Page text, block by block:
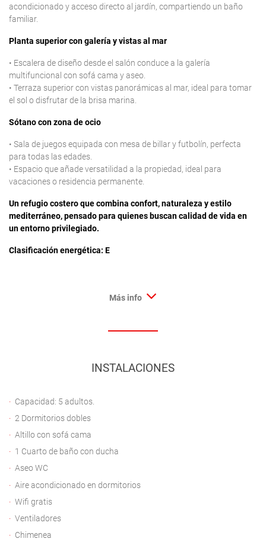
acondicionado y acceso directo al jardín, compartiendo un baño
familiar.
Planta superior con galería y vistas al mar
• Escalera de diseño desde el salón conduce a la galería
multifuncional con sofá cama y aseo.
• Terraza superior con vistas panorámicas al mar, ideal para tomar
el sol o disfrutar de la brisa marina.
Sótano con zona de ocio
• Sala de juegos equipada con mesa de billar y futbolín, perfecta
para todas las edades.
• Espacio que añade versatilidad a la propiedad, ideal para
vacaciones o residencia permanente.
Un refugio costero que combina confort, naturaleza y estilo
mediterráneo, pensado para quienes buscan calidad de vida en
un entorno privilegiado.
Clasificación energética: E
Más info
INSTALACIONES
Capacidad: 5 adultos.
2 Dormitorios dobles
Altillo con sofá cama
1 Cuarto de baño con ducha
Aseo WC
Aire acondicionado en dormitorios
Wifi gratis
Ventiladores
Chimenea